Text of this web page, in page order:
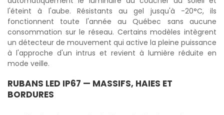
l'éteint à l'aube. Résistants au gel jusqu'à -20°C, ils
fonctionnent toute l'année au Québec sans aucune
consommation sur le réseau. Certains modèles intègrent
un détecteur de mouvement qui active la pleine puissance
à l'approche d'un intrus et revient à lumière réduite en
mode veille.
RUBANS LED IP67 — MASSIFS, HAIES ET
BORDURES